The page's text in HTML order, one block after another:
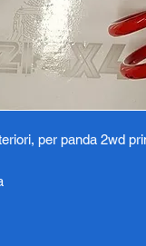
per panda 2wd